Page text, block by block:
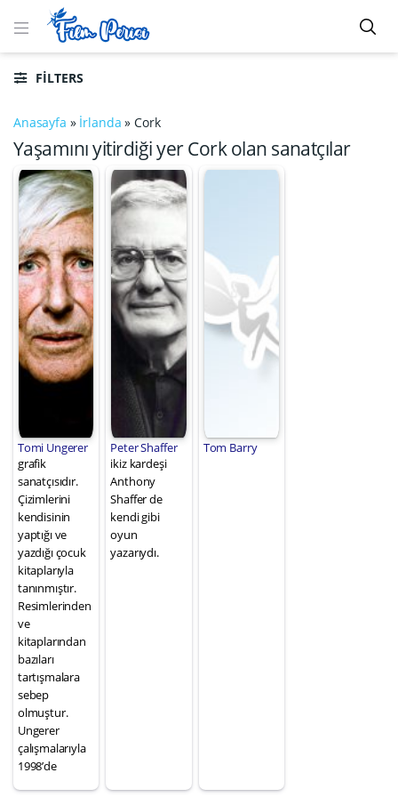
FILTERS
Anasayfa » İrlanda »Cork
Yaşamını yitirdiği yer Cork olan sanatçılar
Tomi Ungerer
grafik
sanatçısıdır.
Çizimlerini
kendisinin
yaptığı ve
yazdığı çocuk
kitaplarıyla
tanınmıştır.
Resimlerinden
ve
kitaplarından
bazıları
tartışmalara
sebep
olmuştur.
Ungerer
çalışmalarıyla
1998’de
Peter Shaffer
ikiz kardeşi
Anthony
Shaffer de
kendi gibi
oyun
yazarıydı.
Tom Barry